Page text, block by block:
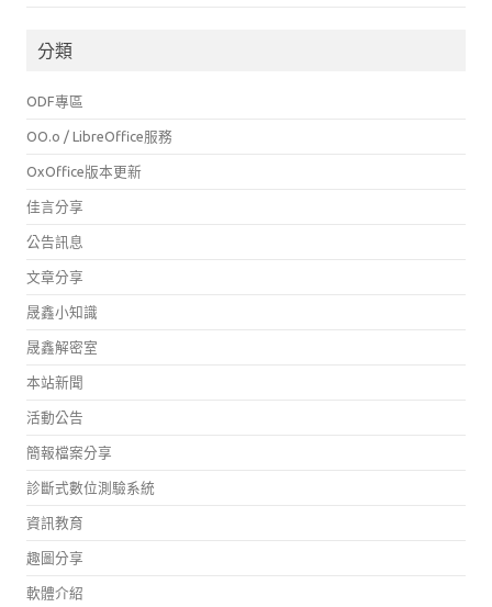
分類
ODF專區
OO.o / LibreOffice服務
OxOffice版本更新
佳言分享
公告訊息
文章分享
晟鑫小知識
晟鑫解密室
本站新聞
活動公告
簡報檔案分享
診斷式數位測驗系統
資訊教育
趣圖分享
軟體介紹